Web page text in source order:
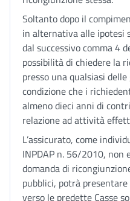
Soltanto dopo il
in alternativa alle ipotesi
dal successivo comma 4
possibilità di chiedere la
presso una qualsiasi
condizione che i
almeno dieci anni di
relazione ad attività
L’assicurato, come
INPDAP n. 56/2010, non
domanda di
pubblici, potrà
verso le predette Casse